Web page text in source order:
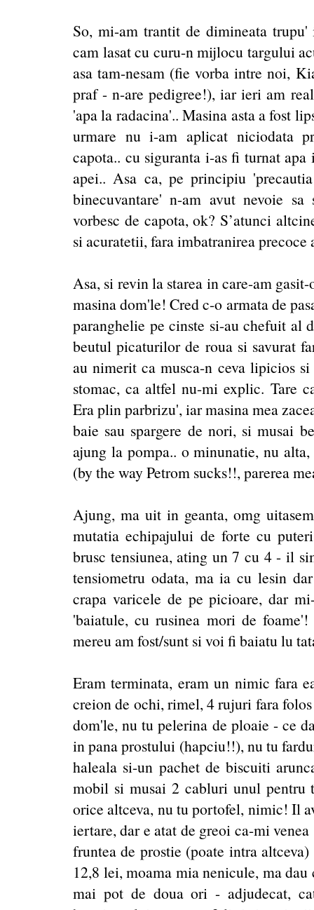
So, mi-am trantit de dimineata
cam lasat cu curu-n mijlocu targului
asa tam-nesam (fie vorba intre noi,
praf - n-are pedigree!), iar ieri am
'apa la radacina'.. Masina asta a fost
urmare nu i-am aplicat niciodata
capota.. cu siguranta i-as fi turnat
apei.. Asa ca, pe principiu
binecuvantare' n-am avut nevoie
vorbesc de capota, ok? S’atunci
si acuratetii, fara imbatranirea precoce
Asa, si revin la starea in care-am
masina dom'le! Cred c-o armata de
paranghelie pe cinste si-au chefuit al
beutul picaturilor de roua si savurat
au nimerit ca musca-n ceva lipicios
stomac, ca altfel nu-mi explic. Tare
Era plin parbrizu', iar masina mea
baie sau spargere de nori, si musai
ajung la pompa.. o minunatie, nu
(by the way Petrom sucks!!, parerea
Ajung, ma uit in geanta, omg
mutatia echipajului de forte cu
brusc tensiunea, ating un 7 cu 4 - il
tensiometru odata, ma ia cu lesin
crapa varicele de pe picioare, dar
'baiatule, cu rusinea mori de
mereu am fost/sunt si voi fi baiatu lu
Eram terminata, eram un nimic fara
creion de ochi, rimel, 4 rujuri fara
dom'le, nu tu pelerina de ploaie - ce
in pana prostului (hapciu!!), nu tu
haleala si-un pachet de biscuiti
mobil si musai 2 cabluri unul pentru
orice altceva, nu tu portofel, nimic! Il
iertare, dar e atat de greoi ca-mi
fruntea de prostie (poate intra
12,8 lei, moama mia nenicule, ma
mai pot de doua ori - adjudecat,